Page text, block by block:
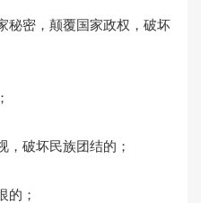
秘密，颠覆国家政权，破坏
，破坏民族团结的；
的；